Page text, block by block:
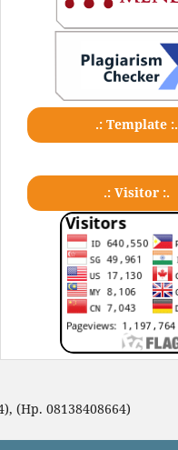
.: Template :.
.: Visitor :.
(Hp. 08138408664)